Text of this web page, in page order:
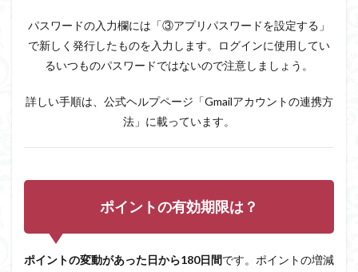
パスワードの入力欄には「③アプリパスワードを設定する」
で新しく発行したものを入力します。ログインに使用してい
るいつものパスワードではないので注意しましょう。
詳しい手順は、公式ヘルプページ「Gmailアカウントの連携方
法」に載っています。
ポイントの有効期限は？
ポイントの変動があった日から180日間です。ポイントの増減